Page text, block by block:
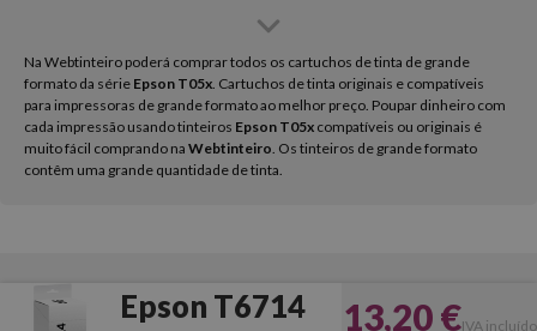
Na Webtinteiro poderá comprar todos os cartuchos de tinta de grande
formato da série Epson T05x . Cartuchos de tinta originais e compatíveis
para impressoras de grande formato ao melhor preço. Poupar dinheiro com
cada impressão usando tinteiros Epson T05x compatíveis ou originais é
muito fácil comprando na Webtinteiro . Os tinteiros de grande formato
contêm uma grande quantidade de tinta.
Epson T6714
13,20 €IVA incluído